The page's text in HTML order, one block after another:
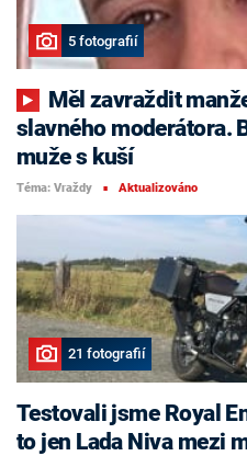
5 fotografií
slavného moderátora.
muže s kuší
Téma: Vraždy ■ Aktualizováno
21 fotografií
Testovali jsme Royal
to jen Lada Niva mezi